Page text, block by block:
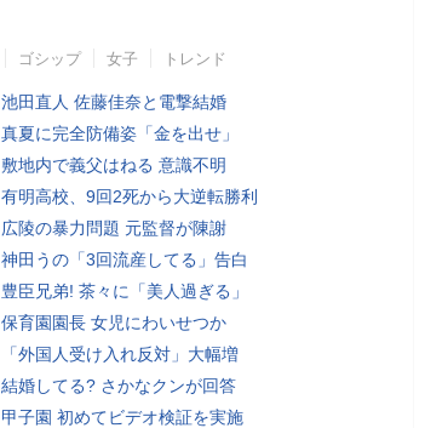
ゴシップ 女子 トレンド
池田直人 佐藤佳奈と電撃結婚
真夏に完全防備姿「金を出せ」
敷地内で義父はねる 意識不明
有明高校、9回2死から大逆転勝利
広陵の暴力問題 元監督が陳謝
神田うの「3回流産してる」告白
豊臣兄弟! 茶々に「美人過ぎる」
保育園園長 女児にわいせつか
「外国人受け入れ反対」大幅増
結婚してる? さかなクンが回答
甲子園 初めてビデオ検証を実施